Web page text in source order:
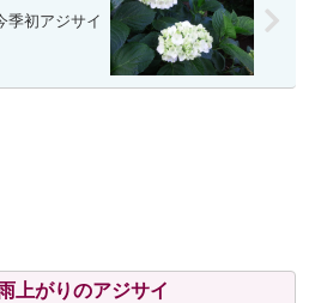
季初アジサイ
上がりのアジサイ